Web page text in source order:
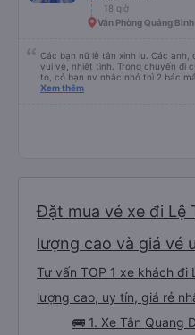
18 giờ
Văn Phòng Quảng Bình
Các bạn nữ lễ tân xinh iu. Các anh,
vui vẻ, nhiệt tình. Trong chuyến đi của mình có 2 gia đình bác lớn tuổi nc khá
to, có bạn nv nhắc nhở thì 2 bác
xấu thì mình ngược lại nha. Bạn ấy
bạn ấy nha. Nếu bạn ấy bị trừ thì
trợ ạ. Số mình đuôi 666, chuyến
iu còn đổi cho mình phòng đơn
Xem thêm
Đặt mua vé xe đi Lệ
lượng cao và giá vé
Tư vấn TOP 1 xe khách đi
lượng cao, uy tín, giá rẻ
🚌 1. Xe Tân Quang